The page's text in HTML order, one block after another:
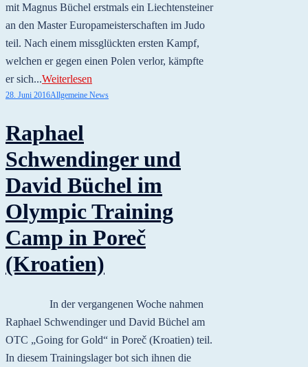
mit Magnus Büchel erstmals ein Liechtensteiner
an den Master Europameisterschaften im Judo
teil. Nach einem missglückten ersten Kampf,
welchen er gegen einen Polen verlor, kämpfte
er sich...Weiterlesen
28. Juni 2016Allgemeine News
Raphael
Schwendinger und
David Büchel im
Olympic Training
Camp in Poreč
(Kroatien)
In der vergangenen Woche nahmen
Raphael Schwendinger und David Büchel am
OTC „Going for Gold“ in Poreč (Kroatien) teil.
In diesem Trainingslager bot sich ihnen die